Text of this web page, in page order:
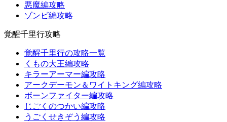
悪魔編攻略
ゾンビ編攻略
覚醒千里行攻略
覚醒千里行の攻略一覧
くもの大王編攻略
キラーアーマー編攻略
アークデーモン＆ワイトキング編攻略
ボーンファイター編攻略
じごくのつかい編攻略
うごくせきぞう編攻略